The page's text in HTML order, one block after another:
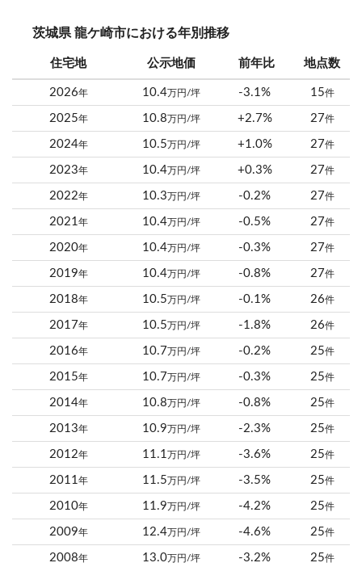
茨城県 龍ケ崎市における年別推移
住宅地 公示地価 前年比 地点数
2026年 10.4 万円/坪 -3.1% 15件
2025年 10.8 万円/坪 +2.7% 27件
2024年 10.5 万円/坪 +1.0% 27件
2023年 10.4 万円/坪 +0.3% 27件
2022年 10.3 万円/坪 -0.2% 27件
2021年 10.4 万円/坪 -0.5% 27件
2020年 10.4 万円/坪 -0.3% 27件
2019年 10.4 万円/坪 -0.8% 27件
2018年 10.5 万円/坪 -0.1% 26件
2017年 10.5 万円/坪 -1.8% 26件
2016年 10.7 万円/坪 -0.2% 25件
2015年 10.7 万円/坪 -0.3% 25件
2014年 10.8 万円/坪 -0.8% 25件
2013年 10.9 万円/坪 -2.3% 25件
2012年 11.1 万円/坪 -3.6% 25件
2011年 11.5 万円/坪 -3.5% 25件
2010年 11.9 万円/坪 -4.2% 25件
2009年 12.4 万円/坪 -4.6% 25件
2008年 13.0 万円/坪 -3.2% 25件